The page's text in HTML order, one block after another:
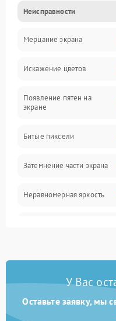
Питание и запуск
Подсветка и LED-
Звук и аудиосистема
Сигнал и приём каналов
Механические
Программное
Сеть и подключения
Аудио
Неисправности
Мерцание экрана
Искажение цветов
Появление пятен на
экране
Битые пиксели
Затемнение части экрана
Неравномерная яркость
У Вас
Оставьте заявку, мы